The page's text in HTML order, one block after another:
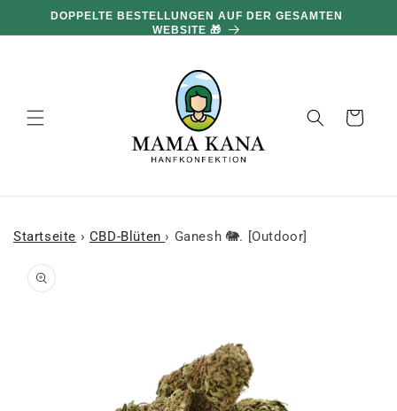
und zumDOPPELTE BESTELLUNGEN AUF DER GESAMTEN
WEBSITE 🎁
Warenkorb
Startseite › CBD-Blüten › Ganesh 🐘. [Outdoor]